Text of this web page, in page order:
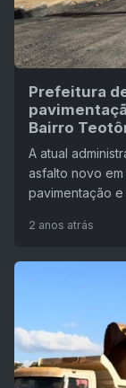
Prefeitura
Bairro
A atual
asfalto novo
pavimentação
2 anos atrás